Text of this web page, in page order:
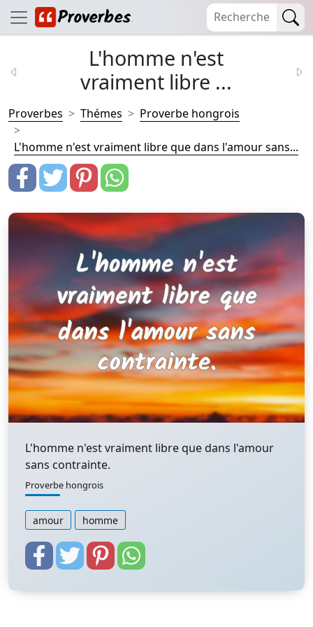
L'homme n'est
vraiment libre ...
Proverbes Thémes Proverbe hongrois
L'homme n'est vraiment libre que dans l'amour sans...
L'homme n'est vraiment libre que dans l'amour
sans contrainte.
Proverbe hongrois
amour homme